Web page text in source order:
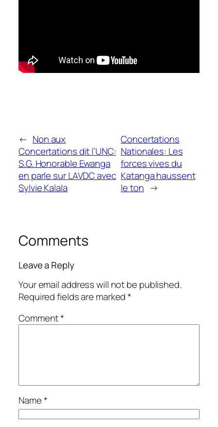
← Non aux
Concertations dit l’UNC:
S.G. Honorable Ewanga
en parle sur LAVDC avec
Sylvie Kalala
Concertations
Nationales: Les
forces vives du
Katanga haussent
le ton →
Comments
Leave a Reply
Your email address will not be published.
Required fields are marked*
Comment*
Name*